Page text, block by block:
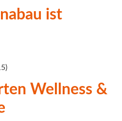
ist
Wellness &